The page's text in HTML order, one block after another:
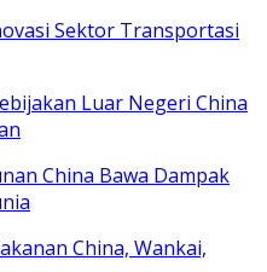
Sektor Transportasi
Luar Negeri China
China Bawa Dampak
China, Wankai,